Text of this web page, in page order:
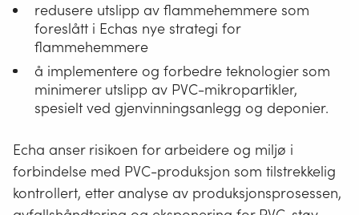
redusere utslipp av flammehemmere som
foreslått i Echas nye strategi for
flammehemmere
å implementere og forbedre teknologier som
minimerer utslipp av PVC-mikropartikler,
spesielt ved gjenvinningsanlegg og deponier.
Echa anser risikoen for arbeidere og miljø i
forbindelse med PVC-produksjon som tilstrekkelig
kontrollert, etter analyse av produksjonsprosessen,